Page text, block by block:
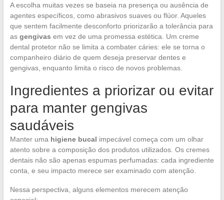
A escolha muitas vezes se baseia na presença ou ausência de
agentes específicos, como abrasivos suaves ou flúor. Aqueles
que sentem facilmente desconforto priorizarão a tolerância para
as gengivas em vez de uma promessa estética. Um creme
dental protetor não se limita a combater cáries: ele se torna o
companheiro diário de quem deseja preservar dentes e
gengivas, enquanto limita o risco de novos problemas.
Ingredientes a priorizar ou evitar
para manter gengivas
saudáveis
Manter uma higiene bucal impecável começa com um olhar
atento sobre a composição dos produtos utilizados. Os cremes
dentais não são apenas espumas perfumadas: cada ingrediente
conta, e seu impacto merece ser examinado com atenção.
Nessa perspectiva, alguns elementos merecem atenção